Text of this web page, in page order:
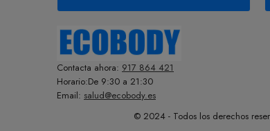
Contacta ahora: 917 864 421
Horario:De 9:30 a 21:30
Email: salud@ecobody.es
© 2024 - Todos los derechos